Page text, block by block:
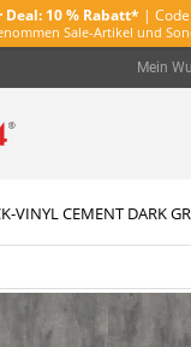
Deal: 10 % Rabatt* | Code
Sale-Artikel und
Mein
VINYL CEMENT DARK